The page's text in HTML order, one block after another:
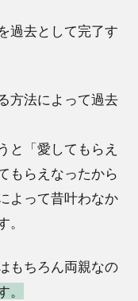
過去として完了す
方法によって過去
と「愛してもらえ
もらえなったから
よって昔叶わなか
もちろん両親なの